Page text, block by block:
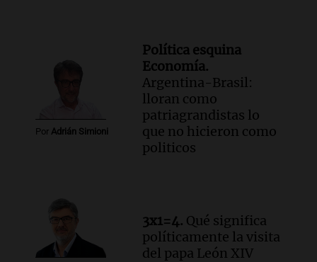
Por Adrián Simioni
Política esquina
Economía.
Argentina-Brasil:
lloran como
patriagrandistas lo
que no hicieron como
politicos
3x1=4. Qué significa
políticamente la visita
del papa León XIV